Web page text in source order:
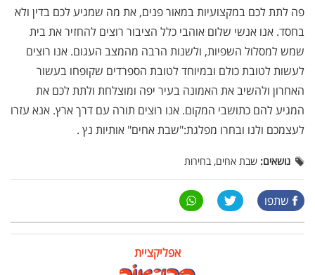
פה לתת לכם במקצועיות במאור פנים, את מה שמגיע לכם בדין ולא
בחסד. אנו אנשי שלום אוהבי כלל הציבור רוצים להחזיר את בית
שמש למסלול השפיות, ולשנות הרבה מהמצב העגום. אנו רוצים
לעשות לטובת כולם ובמיוחד לטובת הספרדים שקופחו בעשור
האחרון ולהשיב את האמונה בעיר יפה ומוצלחת ולתת לכם את
המגיע להם כתושבי המקום. אנו רוצים תורה עם דרך ארץ. אנא עזרו
לעצמכם ולנו ובחרו מפלגת:"שבת אחים" אותיות נץ .
נושאים: שבת אחים, בחירות
שתפו
אפליקציית